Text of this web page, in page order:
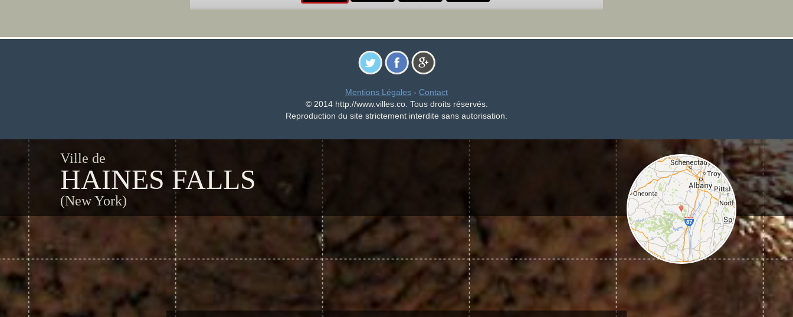
Mentions Légales - Contact
© 2014 http://www.villes.co. Tous droits réservés.
Reproduction du site strictement interdite sans autorisation.
Ville de
HAINES FALLS
(New York)